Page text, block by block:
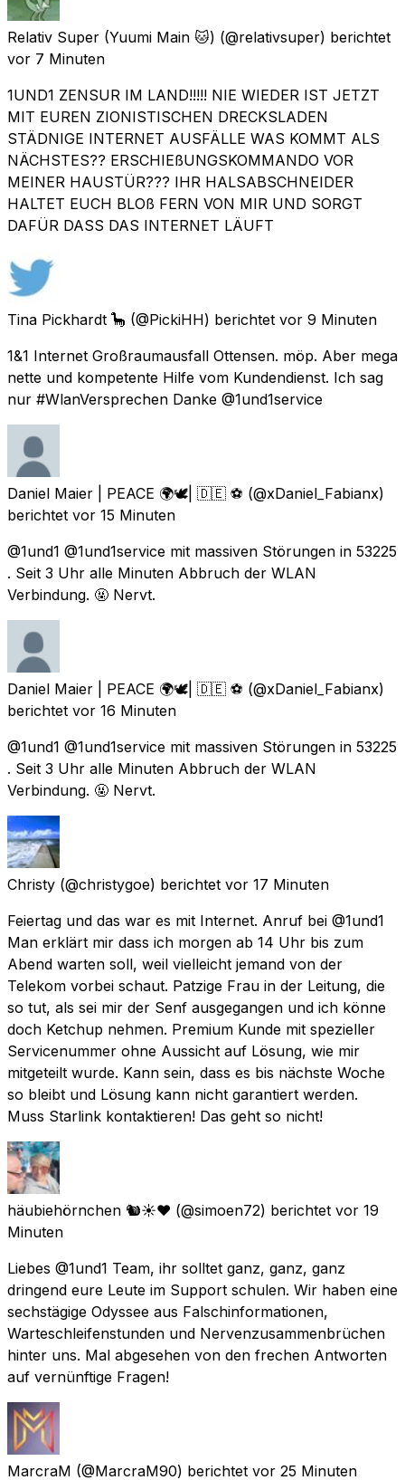
Relativ Super (Yuumi Main 🐱) (@relativsuper) berichtet
vor 7 Minuten
1UND1 ZENSUR IM LAND!!!!! NIE WIEDER IST JETZT
MIT EUREN ZIONISTISCHEN DRECKSLADEN
STÄDNIGE INTERNET AUSFÄLLE WAS KOMMT ALS
NÄCHSTES?? ERSCHIEßUNGSKOMMANDO VOR
MEINER HAUSTÜR??? IHR HALSABSCHNEIDER
HALTET EUCH BLOß FERN VON MIR UND SORGT
DAFÜR DASS DAS INTERNET LÄUFT
Tina Pickhardt 🦕 (@PickiHH) berichtet vor 9 Minuten
1&1 Internet Großraumausfall Ottensen. möp. Aber mega
nette und kompetente Hilfe vom Kundendienst. Ich sag
nur #WlanVersprechen Danke @1und1service
Daniel Maier | PEACE 🌍🕊| 🇩🇪 ⚽️ (@xDaniel_Fabianx)
berichtet vor 15 Minuten
@1und1 @1und1service mit massiven Störungen in 53225
. Seit 3 Uhr alle Minuten Abbruch der WLAN
Verbindung. 🤬 Nervt.
Daniel Maier | PEACE 🌍🕊| 🇩🇪 ⚽️ (@xDaniel_Fabianx)
berichtet vor 16 Minuten
@1und1 @1und1service mit massiven Störungen in 53225
. Seit 3 Uhr alle Minuten Abbruch der WLAN
Verbindung. 🤬 Nervt.
Christy (@christygoe) berichtet vor 17 Minuten
Feiertag und das war es mit Internet. Anruf bei @1und1
Man erklärt mir dass ich morgen ab 14 Uhr bis zum
Abend warten soll, weil vielleicht jemand von der
Telekom vorbei schaut. Patzige Frau in der Leitung, die
so tut, als sei mir der Senf ausgegangen und ich könne
doch Ketchup nehmen. Premium Kunde mit spezieller
Servicenummer ohne Aussicht auf Lösung, wie mir
mitgeteilt wurde. Kann sein, dass es bis nächste Woche
so bleibt und Lösung kann nicht garantiert werden.
Muss Starlink kontaktieren! Das geht so nicht!
häubiehörnchen 🐿️☀️❤️ (@simoen72) berichtet vor 19
Minuten
Liebes @1und1 Team, ihr solltet ganz, ganz, ganz
dringend eure Leute im Support schulen. Wir haben eine
sechstägige Odyssee aus Falschinformationen,
Warteschleifenstunden und Nervenzusammenbrüchen
hinter uns. Mal abgesehen von den frechen Antworten
auf vernünftige Fragen!
MarcraM (@MarcraM90) berichtet vor 25 Minuten